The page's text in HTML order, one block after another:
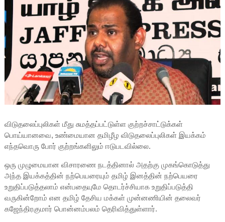
விடுதலைப்புலிகள் மீது சுமத்தப்பட்டுள்ள குற்றச்சாட்டுக்கள்
பொய்யானவை, உண்மையான தமிழீழ விடுதலைப்புலிகள் இயக்கம்
எந்தவொரு போர் குற்றங்களிலும் ஈடுபடவில்லை.
ஒரு முழுமையான விசாரணை நடத்தினால் அதற்கு முகங்கொடுத்து
அந்த இயக்கத்தின் நற்பெயரையும் தமிழ் இனத்தின் நற்பெயரை
உறுதிப்படுத்தலாம் என்பதையுமே தொடர்ச்சியாக உறுதிப்படுத்தி
வருகின்றோம் என தமிழ் தேசிய மக்கள் முன்னணியின் தலைவர்
கஜேந்திரகுமார் பொன்னம்பலம் தெரிவித்துள்ளார்.